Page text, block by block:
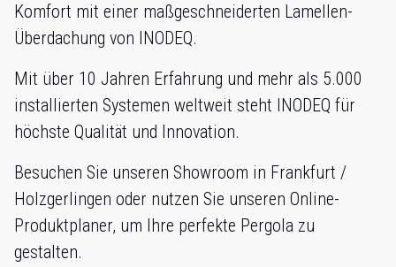
Komfort mit einer maßgeschneiderten Lamellen-
Überdachung von INODEQ.
Mit über 10 Jahren Erfahrung und mehr als 5.000
installierten Systemen weltweit steht INODEQ für
höchste Qualität und Innovation.
Besuchen Sie unseren Showroom in Frankfurt /
Holzgerlingen oder nutzen Sie unseren Online-
Produktplaner, um Ihre perfekte Pergola zu
gestalten.